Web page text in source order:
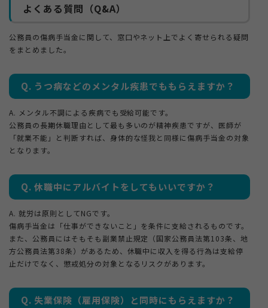
よくある質問（Q&A）
公務員の傷病手当金に関して、窓口やネット上でよく寄せられる疑問
をまとめました。
Q. うつ病などのメンタル疾患でももらえますか？
A. メンタル不調による疾病でも受給可能です。
公務員の長期休職理由として最も多いのが精神疾患ですが、医師が
「就業不能」と判断すれば、身体的な怪我と同様に傷病手当金の対象
となります。
Q. 休職中にアルバイトをしてもいいですか？
A. 就労は原則としてNGです。
傷病手当金は「仕事ができないこと」を条件に支給されるものです。
また、公務員にはそもそも副業禁止規定（国家公務員法第103条、地
方公務員法第38条）があるため、休職中に収入を得る行為は支給停
止だけでなく、懲戒処分の対象となるリスクがあります。
Q. 失業保険（雇用保険）と同時にもらえますか？